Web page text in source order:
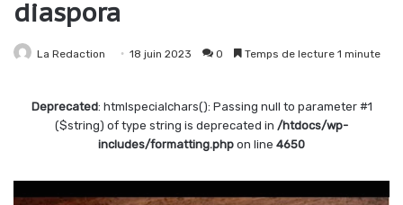
diaspora
La Redaction 18 juin 2023 0 Temps de lecture 1 minute
Deprecated: htmlspecialchars(): Passing null to parameter #1
($string) of type string is deprecated in /htdocs/wp-
includes/formatting.php on line 4650